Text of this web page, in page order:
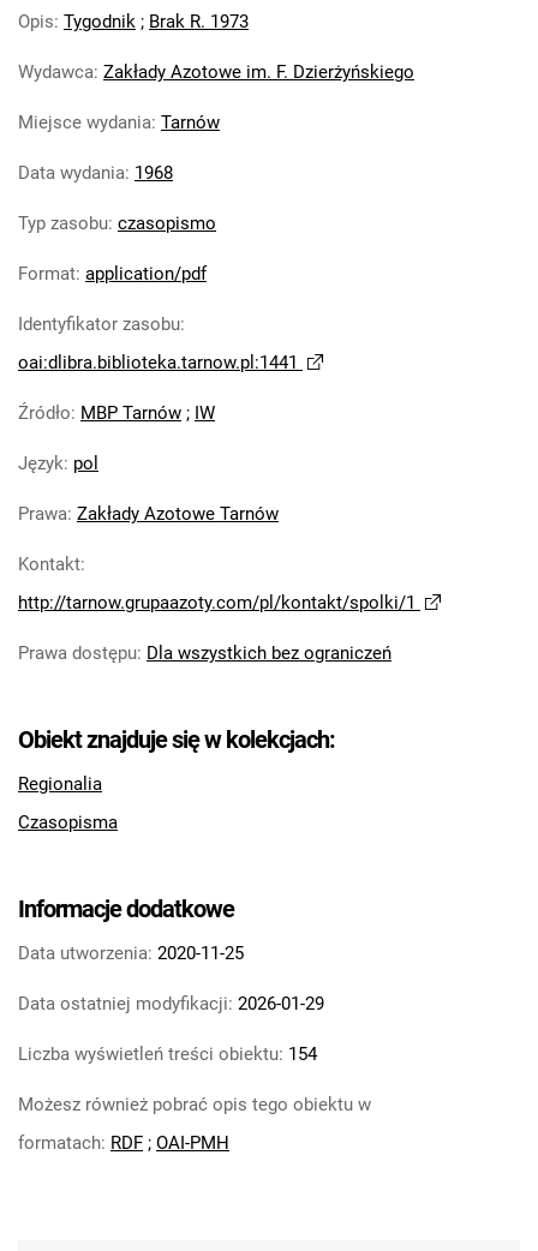
Tarnowskie Azoty : Organ Samorządu
Feliksa Dzierżyńskiego. 1968, nr 7
Robotniczego Zakładów Azotowych im.
Feliksa Dzierżyńskiego. 1968, nr 8
Robotniczego Zakładów Azotowych im.
Feliksa Dzierżyńskiego. 1968, nr 9
Robotniczego Zakładów Azotowych im.
Feliksa Dzierżyńskiego. 1968, nr 10
Robotniczego Zakładów Azotowych im.
Robotniczego Zakładów Azotowych im.
Robotniczego Zakładów Azotowych im.
Tarnowskie Azoty : Organ Samorządu
Feliksa Dzierżyńskiego. 1968, nr 14
Feliksa Dzierżyńskiego. 1968, nr 15
Feliksa Dzierżyńskiego. 1968, nr 16
Tarnowskie Azoty : Organ Samorządu
Feliksa Dzierżyńskiego. 1968, nr 17
Tarnowskie Azoty : Organ Samorządu
Feliksa Dzierżyńskiego. 1968, nr 18
Tarnowskie Azoty : Organ Samorządu
Opis: Tygodnik ; Brak R. 1973
Wydawca: Zakłady Azotowe im. F. Dzierżyńskiego
Miejsce wydania: Tarnów
Data wydania: 1968
Typ zasobu: czasopismo
Format: application/pdf
Identyfikator zasobu:
oai:dlibra.biblioteka.tarnow.pl:1441
Źródło: MBP Tarnów ; IW
Język: pol
Prawa: Zakłady Azotowe Tarnów
Kontakt:
http://tarnow.grupaazoty.com/pl/kontakt/spolki/1
Prawa dostępu: Dla wszystkich bez ograniczeń
Obiekt znajduje się w kolekcjach:
Regionalia
Czasopisma
Informacje dodatkowe
Data utworzenia: 2020-11-25
Data ostatniej modyfikacji: 2026-01-29
Liczba wyświetleń treści obiektu: 154
Możesz również pobrać opis tego obiektu w
formatach: RDF ; OAI-PMH